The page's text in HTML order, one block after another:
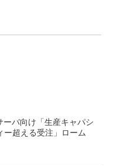
ーバ向け「生産キャパシ
ー超える受注」ローム